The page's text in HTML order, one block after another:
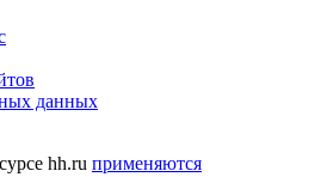
данных
hh.ru применяются